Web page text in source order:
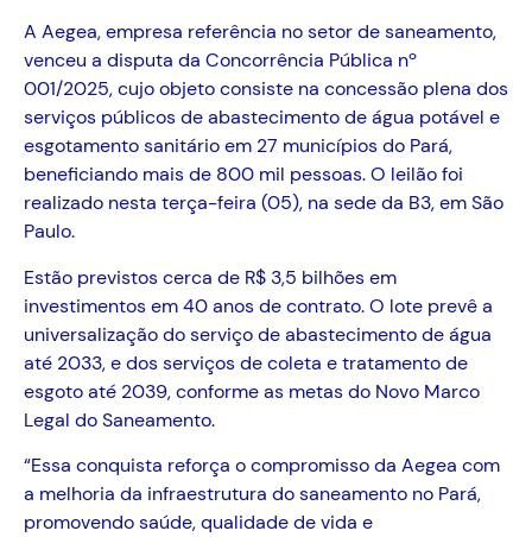
A Aegea, empresa referência no setor de saneamento,
venceu a disputa da Concorrência Pública nº
001/2025, cujo objeto consiste na concessão plena dos
serviços públicos de abastecimento de água potável e
esgotamento sanitário em 27 municípios do Pará,
beneficiando mais de 800 mil pessoas. O leilão foi
realizado nesta terça-feira (05), na sede da B3, em São
Paulo.
Estão previstoscerca de R$ 3,5 bilhõesem
investimentos em 40 anos de contrato. O lote prevê a
universalização do serviço de abastecimento de água
até 2033, e dos serviços de coleta e tratamento de
esgotoaté 2039, conforme as metas do Novo Marco
Legal do Saneamento.
“Essa conquista reforça o compromisso da Aegea com
a melhoria da infraestrutura do saneamento no Pará,
promovendo saúde, qualidade de vida e